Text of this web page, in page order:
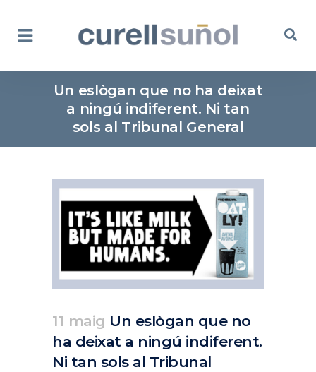
Un eslògan que no ha deixat
a ningú indiferent. Ni tan
sols al Tribunal General
11 maig Un eslògan que no
ha deixat a ningú indiferent.
Ni tan sols al Tribunal